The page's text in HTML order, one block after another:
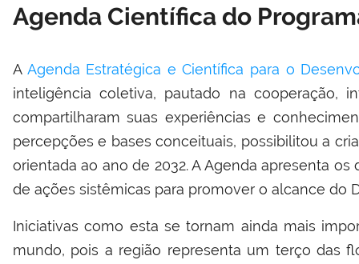
Agenda Científica do
A Agenda Estratégica e Científica para o
inteligência coletiva, pautado na cooperação,
compartilharam suas experiências e
percepções e bases conceituais, possibilitou a
orientada ao ano de 2032. A Agenda apresenta
de ações sistêmicas para promover o alcance do
Iniciativas como esta se tornam ainda mais
mundo, pois a região representa um terço das